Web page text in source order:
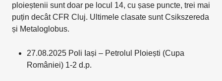
ploieștenii sunt doar pe locul 14, cu șase puncte, trei mai
puțin decât CFR Cluj. Ultimele clasate sunt Csikszereda
și Metaloglobus.
27.08.2025 Poli Iași – Petrolul Ploiești (Cupa
României) 1-2 d.p.